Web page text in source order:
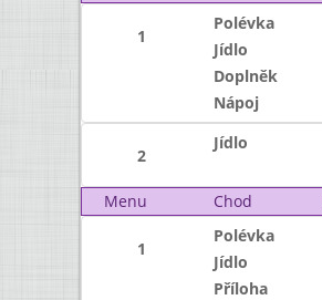
1
Polévka
Jídlo
Doplněk
Nápoj
2
Jídlo
Menu Chod
1
Polévka
Jídlo
Příloha